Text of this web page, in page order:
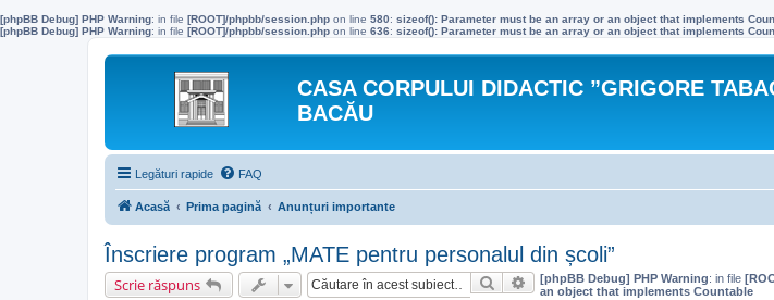
[phpBB Debug] PHP Warning: in file [ROOT]/phpbb/session.php on line 580: sizeof(): Parameter must be an array or an object that implements
[phpBB Debug] PHP Warning: in file [ROOT]/phpbb/session.php on line 636: sizeof(): Parameter must be an array or an object that implements
CASA CORPULUI DIDACTIC ”GRIGORE
BACĂU
Legături rapide FAQ
Acasă Prima pagină Anunțuri importante
Înscriere program „MATE pentru personalul din școli”
Scrie răspuns CăutareCăutare avansată
[phpBB Debug] PHP Warning: in file
an object that implements Countable